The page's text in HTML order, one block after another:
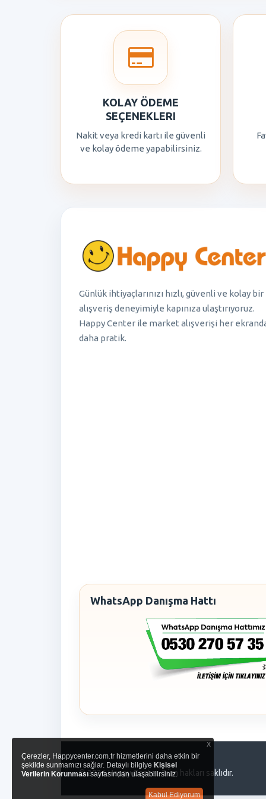
KOLAY ÖDEME
SEÇENEKLERI
Nakit veya kredi kartı ile güvenli
ve kolay ödeme yapabilirsiniz.
Günlük ihtiyaçlarınızı hızlı, güvenli ve kolay bir
alışveriş deneyimiyle kapınıza ulaştırıyoruz.
Happy Center ile market alışverişi her
daha pratik.
WhatsApp Danışma Hattı
© 2026 Happy Center. Tüm hakları saklıdır.
x
Çerezler, Happycenter.com.tr hizmetlerini daha etkin bir
şekilde sunmamızı sağlar. Detaylı bilgiye Kişisel
Verilerin Korunmasısayfasından ulaşabilirsiniz.
Kabul Ediyorum